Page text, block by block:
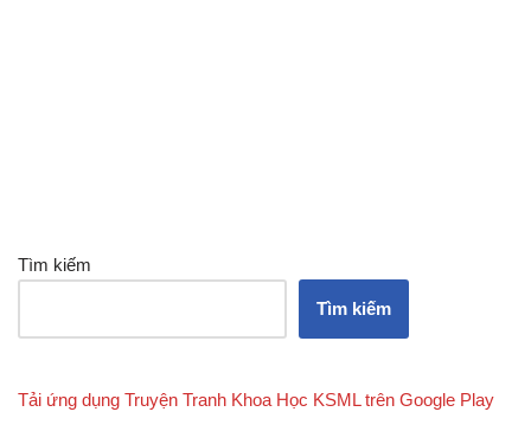
Tìm kiếm
Tìm kiếm
Tải ứng dụng Truyện Tranh Khoa Học KSML trên Google Play